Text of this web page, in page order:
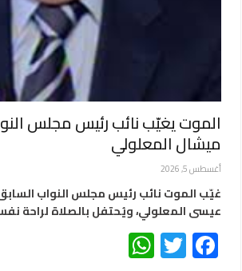
الموت يغيّب نائب رئيس مجلس
ميشال المعلولي
أغسطس 5, 2026
غيّب الموت نائب رئيس مجلس النواب
عيسى المعلولي، ويُحتفل بالصلاة لراحة
Facebook
Twitter